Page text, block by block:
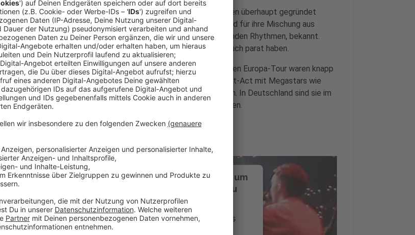
Die britische Pop-Band Only The Poets ist erst vor wenigen Jahren überhaupt gegründet
worden und feiert schon einige Erfolge. Die Jungs aus Reading sind für ihre Mischung aus
kraftvollem Pop, kombiniert mit eingängigen Melodien und treibenden Rhythmen, bekannt.
Gutes Beispiel dafür ist ihre neue Single "JUMP", die wir hier für euch parat haben.
Übrigens: Auch Live begeistern die Briten, denn auf ihrer diesjährigen Europa-Tour waren knapp
die Hälfte ihrer Shows ausverkauft. Zudem durften sie als Support-Act mit Megastars wie
Lewis Capaldi, Louis Tomlinsons und Bastille auf der Bühne stehen. In Deutschland sind sie im
Sommer 2023 allerdings nur auf dem Lollapalooza in Berlin zu sehen.
Anzeige
Wir benötigen Ihre Zustimmung, um
den YouTube Video-Service zu
laden!
Wir verwenden einen Service eines
Drittanbieters, um Videoinhalte